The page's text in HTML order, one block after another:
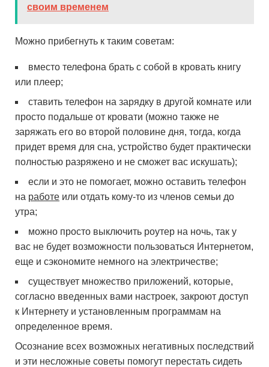
своим временем
Можно прибегнуть к таким советам:
вместо телефона брать с собой в кровать книгу
или плеер;
ставить телефон на зарядку в другой комнате или
просто подальше от кровати (можно также не
заряжать его во второй половине дня, тогда, когда
придет время для сна, устройство будет практически
полностью разряжено и не сможет вас искушать);
если и это не помогает, можно оставить телефон
на работе или отдать кому-то из членов семьи до
утра;
можно просто выключить роутер на ночь, так у
вас не будет возможности пользоваться Интернетом,
еще и сэкономите немного на электричестве;
существует множество приложений, которые,
согласно введенных вами настроек, закроют доступ
к Интернету и установленным программам на
определенное время.
Осознание всех возможных негативных последствий
и эти несложные советы помогут перестать сидеть